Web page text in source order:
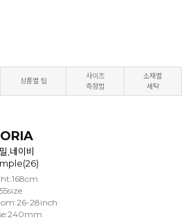
상품별 팁
사이즈
측정법
소재별
세탁
,네이비
28inch